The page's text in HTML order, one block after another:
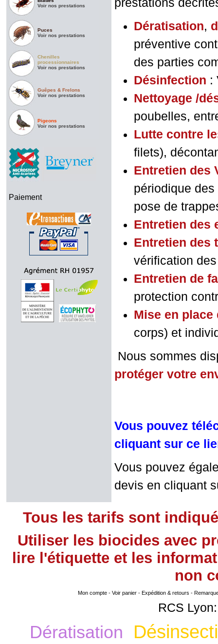
Voir nos prestations
Puces
Voir nos prestations
Chenilles
processionnaires
Voir nos prestations
Guêpes & Frelons
Voir nos prestations
Pigeons
Voir nos prestations
Paiement
prestations
Dératisation,
préventive
des parties
Désinfection :
Nettoyage /
poubelles,
Lutte contre
filets),
Entretien des
périodique
pose de
Entretien des
Entretien des
vérification
Entretien de
protection
Mise en
corps) et
Nous sommes
protéger votre
Vous pouvez
cliquant sur ce
Vous pouvez
devis en cliquant
Tous les tarifs sont
Utiliser les biocides avec
lire l'étiquette et les
non
Mon compte- Voir panier- Expédition & retours -
RCS
Dératisation